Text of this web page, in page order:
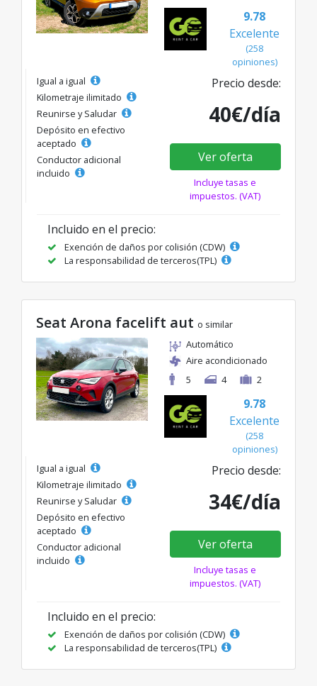
9.78
Excelente
(258
opiniones)
Igual a igual
Kilometraje ilimitado
Reunirse y Saludar
Depósito en efectivo
aceptado
Conductor adicional
incluido
Precio desde:
40€/día
Ver oferta
Incluye tasas e
impuestos. (VAT)
Incluido en el precio:
Exención de daños por colisión (CDW)
La responsabilidad de terceros(TPL)
Seat Arona facelift aut o similar
Automático
Aire acondicionado
5
4 2
9.78
Excelente
(258
opiniones)
Igual a igual
Kilometraje ilimitado
Reunirse y Saludar
Depósito en efectivo
aceptado
Conductor adicional
incluido
Precio desde:
34€/día
Ver oferta
Incluye tasas e
impuestos. (VAT)
Incluido en el precio:
Exención de daños por colisión (CDW)
La responsabilidad de terceros(TPL)